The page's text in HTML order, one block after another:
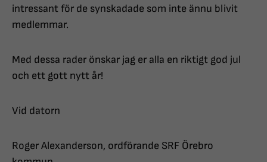
intressant för de synskadade som inte ännu blivit
medlemmar.
Med dessa rader önskar jag er alla en riktigt god jul
och ett gott nytt år!
Vid datorn
Roger Alexanderson, ordförande SRF Örebro